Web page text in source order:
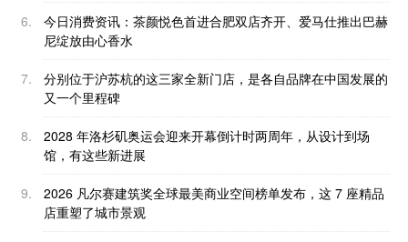
6.
今日消费资讯：茶颜悦色首进合肥双店齐开、爱马仕推出巴赫
尼绽放由心香水
7.
分别位于沪苏杭的这三家全新门店，是各自品牌在中国发展的
又一个里程碑
8.
2028 年洛杉矶奥运会迎来开幕倒计时两周年，从设计到场
馆，有这些新进展
9.
2026 凡尔赛建筑奖全球最美商业空间榜单发布，这 7 座精品
店重塑了城市景观